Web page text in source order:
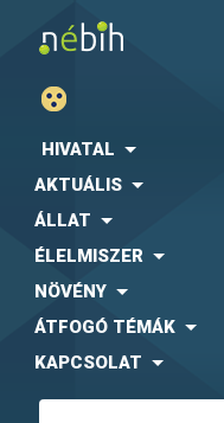
HIVATAL
AKTUÁLIS
ÁLLAT
ÉLELMISZER
NÖVÉNY
ÁTFOGÓ TÉMÁK
KAPCSOLAT